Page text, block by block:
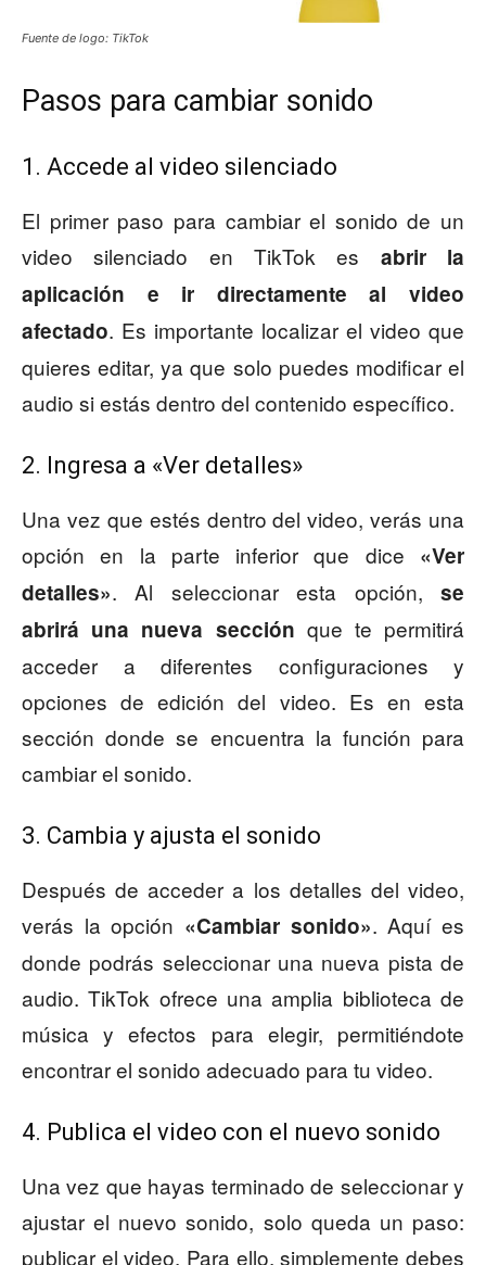
Fuente de logo: TikTok
Pasos para cambiar sonido
1. Accede al video silenciado
El primer paso para cambiar el sonido de un
video silenciado en TikTok es abrir la
aplicación e ir directamente al video
afectado. Es importante localizar el video que
quieres editar, ya que solo puedes modificar el
audio si estás dentro del contenido específico.
2. Ingresa a «Ver detalles»
Una vez que estés dentro del video, verás una
opción en la parte inferior que dice «Ver
detalles». Al seleccionar esta opción, se
abrirá una nueva sección que te permitirá
acceder a diferentes configuraciones y
opciones de edición del video. Es en esta
sección donde se encuentra la función para
cambiar el sonido.
3. Cambia y ajusta el sonido
Después de acceder a los detalles del video,
verás la opción «Cambiar sonido». Aquí es
donde podrás seleccionar una nueva pista de
audio. TikTok ofrece una amplia biblioteca de
música y efectos para elegir, permitiéndote
encontrar el sonido adecuado para tu video.
4. Publica el video con el nuevo sonido
Una vez que hayas terminado de seleccionar y
ajustar el nuevo sonido, solo queda un paso:
publicar el video. Para ello, simplemente debes